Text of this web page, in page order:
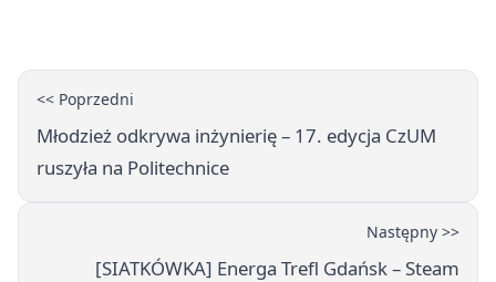
<< Poprzedni
Młodzież odkrywa inżynierię – 17. edycja CzUM
ruszyła na Politechnice
Następny >>
[SIATKÓWKA] Energa Trefl Gdańsk – Steam